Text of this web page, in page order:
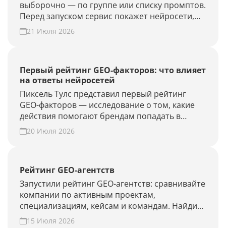
выборочно — по группе или списку промптов.
Перед запуском сервис покажет нейросети,
объём проверки и расход лимитов. Проверьте
новые запросы или результат GEO-работ без
21 Июля 2026
Первый рейтинг GEO-факторов: что влияет
на ответы нейросетей
Пиксель Тулс представил первый рейтинг
GEO-факторов — исследование о том, какие
действия помогают брендам попадать в
ответы нейросетей.
20 Июля 2026
Рейтинг GEO-агентств
Запустили рейтинг GEO-агентств: сравнивайте
компании по активным проектам,
специализациям, кейсам и командам. Найдите
подрядчика для продвижения в ChatGPT,
15 Июля 2026